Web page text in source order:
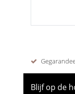
Blijf op de